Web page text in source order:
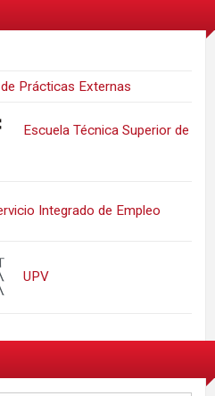
Prácticas Externas
Escuela Técnica Superior de
Integrado de Empleo
UPV